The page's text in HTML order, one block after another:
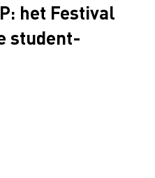
het Festival
student-